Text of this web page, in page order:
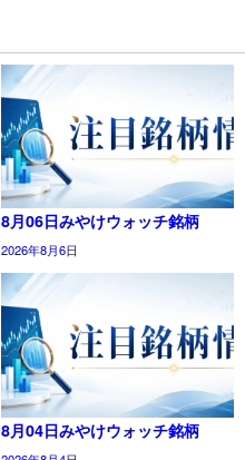
8月06日みやけウォッチ銘柄
2026年8月6日
8月04日みやけウォッチ銘柄